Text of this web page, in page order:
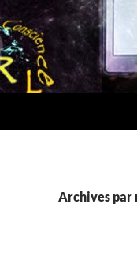
Archives par